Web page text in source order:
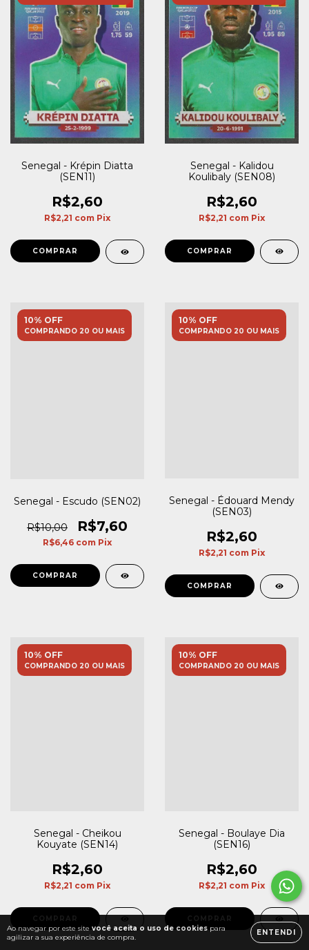
Ao navegar por este site você aceita o uso de cookies para
agilizar a sua experiência de compra.
ENTENDI
Senegal - Krépin Diatta
(SEN11)
R$2,60
R$2,21 com Pix
Senegal - Kalidou
Koulibaly (SEN08)
R$2,60
R$2,21 com Pix
10% OFF
COMPRANDO 20 OU MAIS
Senegal - Escudo (SEN02)
R$10,00 R$7,60
R$6,46 com Pix
10% OFF
COMPRANDO 20 OU MAIS
Senegal - Édouard Mendy
(SEN03)
R$2,60
R$2,21 com Pix
10% OFF
COMPRANDO 20 OU MAIS
Senegal - Cheikou
Kouyate (SEN14)
R$2,60
R$2,21 com Pix
10% OFF
COMPRANDO 20 OU MAIS
Senegal - Boulaye Dia
(SEN16)
R$2,60
R$2,21 com Pix